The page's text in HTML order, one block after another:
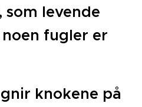
levende
fugler er
knokene på